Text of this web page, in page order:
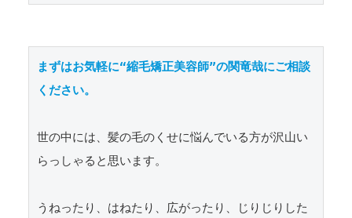
まずはお気軽に“縮毛矯正美容師”の関竜哉にご相談
ください。
世の中には、髪の毛のくせに悩んでいる方が沢山い
らっしゃると思います。
うねったり、はねたり、広がったり、じりじりした